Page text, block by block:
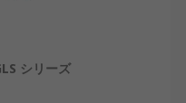
シリーズ